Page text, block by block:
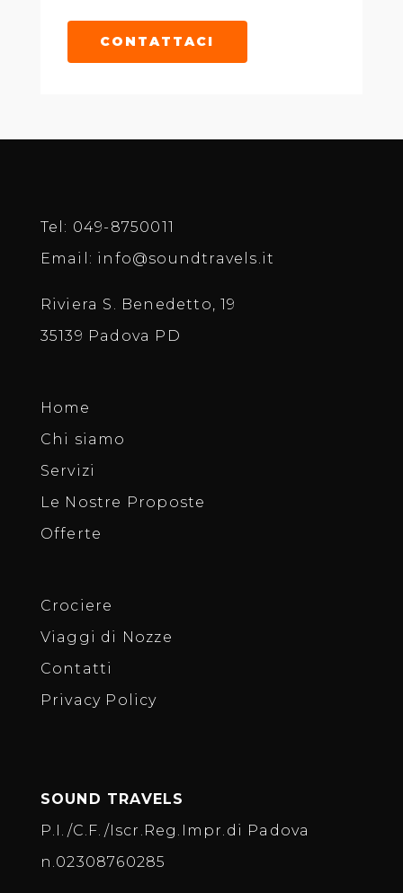
CONTATTACI
Tel: 049-8750011
Email: info@soundtravels.it
Riviera S. Benedetto, 19
35139 Padova PD
Home
Chi siamo
Servizi
Le Nostre Proposte
Offerte
Crociere
Viaggi di Nozze
Contatti
Privacy Policy
SOUND TRAVELS
P.I./C.F./Iscr.Reg.Impr.di Padova
n.02308760285